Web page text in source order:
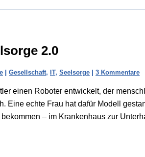
2.0
| Gesellschaft, IT, Seelsorge | 3 Kommentare
einen Roboter entwickelt, der
Eine echte Frau hat dafür Modell
– im Krankenhaus zur